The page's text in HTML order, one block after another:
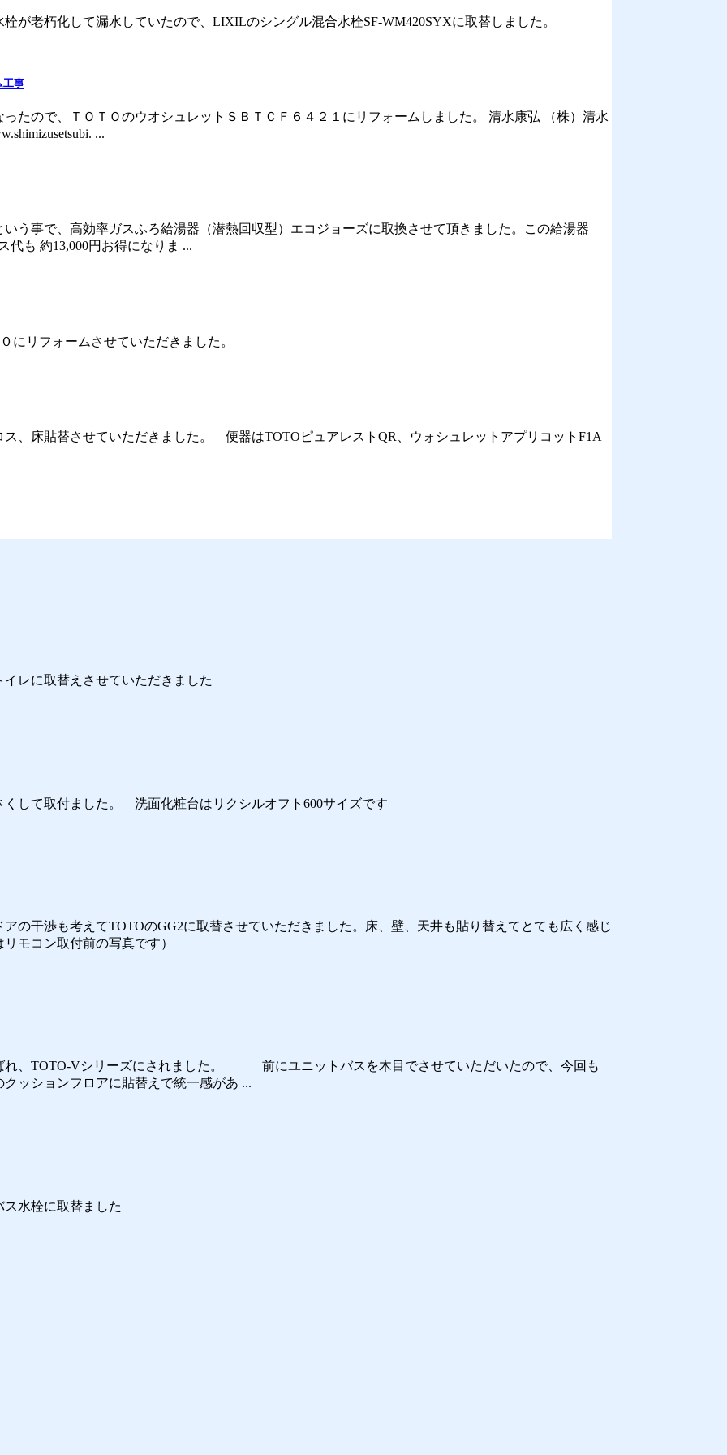
が老朽化して漏水していたので、LIXILのシングル混合水栓SF-WM420SYXに取替しました。
工事
たので、ＴＯＴＯのウオシュレットＳＢＴＣＦ６４２１にリフォームしました。 清水康弘 （株）清水
...
う事で、高効率ガスふろ給湯器（潜熱回収型）エコジョーズに取換させて頂きました。この給湯器
代も 約13,000円お得になりま ...
にリフォームさせていただきました。
、床貼替させていただきました。 便器はTOTOピュアレストQR、ウォシュレットアプリコットF1A
レに取替えさせていただきました
して取付ました。 洗面化粧台はリクシルオフト600サイズです
の干渉も考えてTOTOのGG2に取替させていただきました。床、壁、天井も貼り替えてとても広く感じ
モコン取付前の写真です）
れ、TOTO-Vシリーズにされました。 前にユニットバスを木目でさせていただいたので、今回も
ションフロアに貼替えで統一感があ ...
水栓に取替ました